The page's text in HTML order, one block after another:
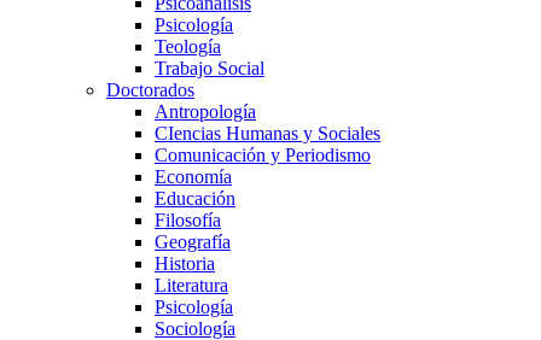
Psicología
Teología
Trabajo Social
Doctorados
Antropología
CIencias Humanas y Sociales
Comunicación y Periodismo
Economía
Educación
Filosofía
Geografía
Historia
Literatura
Psicología
Sociología